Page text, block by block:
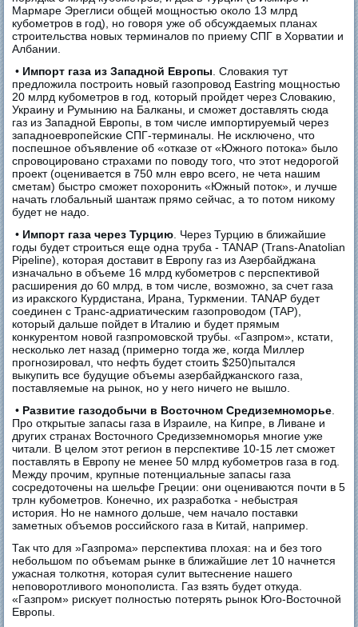
Мармаре Эреглиси общей мощностью около 13 млрд
кубометров в год), но говоря уже об обсуждаемых планах
строительства новых терминалов по приему СПГ в Хорватии и
Албании.
• Импорт газа из Западной Европы . Словакия тут
предложила построить новый газопровод Eastring мощностью
20 млрд кубометров в год, который пройдет через Словакию,
Украину и Румынию на Балканы, и сможет доставлять сюда
газ из Западной Европы, в том числе импортируемый через
западноевропейские СПГ-терминалы. Не исключено, что
поспешное объявление об «отказе от «Южного потока» было
спровоцировано страхами по поводу того, что этот недорогой
проект (оценивается в 750 млн евро всего, не чета нашим
сметам) быстро сможет похоронить «Южный поток», и лучше
начать глобальный шантаж прямо сейчас, а то потом никому
будет не надо.
• Импорт газа через Турцию . Через Турцию в ближайшие
годы будет строиться еще одна труба - TANAP (Trans-Anatolian
Pipeline), которая доставит в Европу газ из Азербайджана
изначально в объеме 16 млрд кубометров с перспективой
расширения до 60 млрд, в том числе, возможно, за счет газа
из иракского Курдистана, Ирана, Туркмении. TANAP будет
соединен с Транс-адриатическим газопроводом (TAP),
который дальше пойдет в Италию и будет прямым
конкурентом новой газпромовской трубы. «Газпром», кстати,
несколько лет назад (примерно тогда же, когда Миллер
прогнозировал, что нефть будет стоить $250)пытался
выкупить все будущие объемы азербайджанского газа,
поставляемые на рынок, но у него ничего не вышло.
• Развитие газодобычи в Восточном Средиземноморье
Про открытые запасы газа в Израиле, на Кипре, в Ливане и
других странах Восточного Средизземноморья многие уже
читали. В целом этот регион в перспективе 10-15 лет сможет
поставлять в Европу не менее 50 млрд кубометров газа в год.
Между прочим, крупные потенциальные запасы газа
сосредоточены на шельфе Греции: они оцениваются почти в 5
трлн кубометров. Конечно, их разработка - небыстрая
история. Но не намного дольше, чем начало поставки
заметных объемов российского газа в Китай, например.
Так что для »Газпрома» перспектива плохая: на и без того
небольшом по объемам рынке в ближайшие лет 10 начнется
ужасная толкотня, которая сулит вытеснение нашего
неповоротливого монополиста. Газ взять будет откуда.
«Газпром» рискует полностью потерять рынок Юго-Восточной
Европы.